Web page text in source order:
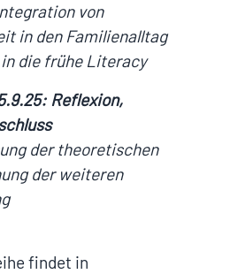
von
in den Familienalltag
die frühe Literacy
Reflexion,
der theoretischen
der weiteren
findet in